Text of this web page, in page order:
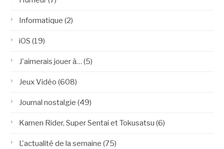
Informatique (2)
iOS (19)
J'aimerais jouer à… (5)
Jeux Vidéo (608)
Journal nostalgie (49)
Kamen Rider, Super Sentai et Tokusatsu (6)
L'actualité de la semaine (75)